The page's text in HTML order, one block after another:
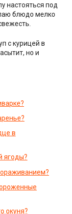
настояться под
блюдо мелко
с курицей в
но и
в
ягоды?
окуня?